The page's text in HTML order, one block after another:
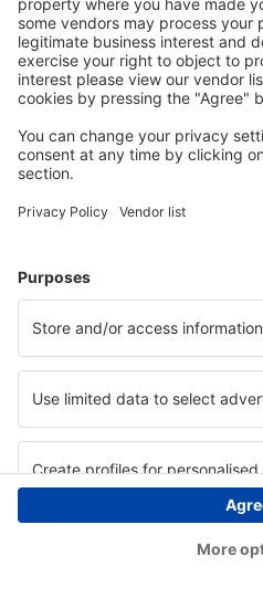
Copyright © eSky.se. Alla rättigheter